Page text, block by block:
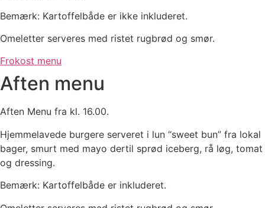
Bemærk: Kartoffelbåde er ikke inkluderet.
Omeletter serveres med ristet rugbrød og smør.
Frokost menu
Aften menu
Aften Menu fra kl. 16.00.
Hjemmelavede burgere serveret i lun “sweet bun” fra lokal
bager, smurt med mayo dertil sprød iceberg, rå løg, tomat
og dressing.
Bemærk: Kartoffelbåde er inkluderet.